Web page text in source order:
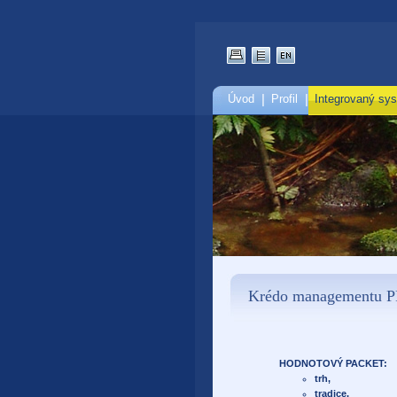
Úvod Profil Integrovaný
Krédo managementu
HODNOTOVÝ PACKET:
trh,
tradice,